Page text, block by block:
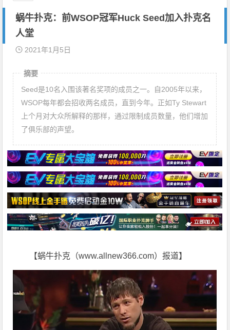
蜗牛扑克：前WSOP冠军Huck Seed加入扑克名
人堂
2021年1月5日
摘要
Seed是10名入围该著名奖项的成员之一。自2005年以来，
WSOP每年都会招收两名成员，直到今年。正如Ty Stewart
上个月对大众所解释的那样，通过限制成员数量，他们增加
了俱乐部的声望。
【蜗牛扑克（www.allnew366.com）报道】